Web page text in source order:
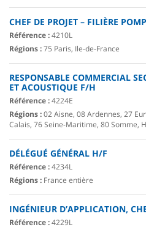
CHEF DE PROJET – FILIÈRE
Référence :4210L
Régions :75 Paris, Ile-de-France
RESPONSABLE COMMERCIAL
ET ACOUSTIQUE F/H
Référence :4224E
Régions :02 Aisne, 08 Ardennes, 27
Calais, 76 Seine-Maritime, 80 Somme,
DÉLÉGUÉ GÉNÉRAL H/F
Référence :4234L
Régions : France entière
INGÉNIEUR D’APPLICATION,
Référence :4229L